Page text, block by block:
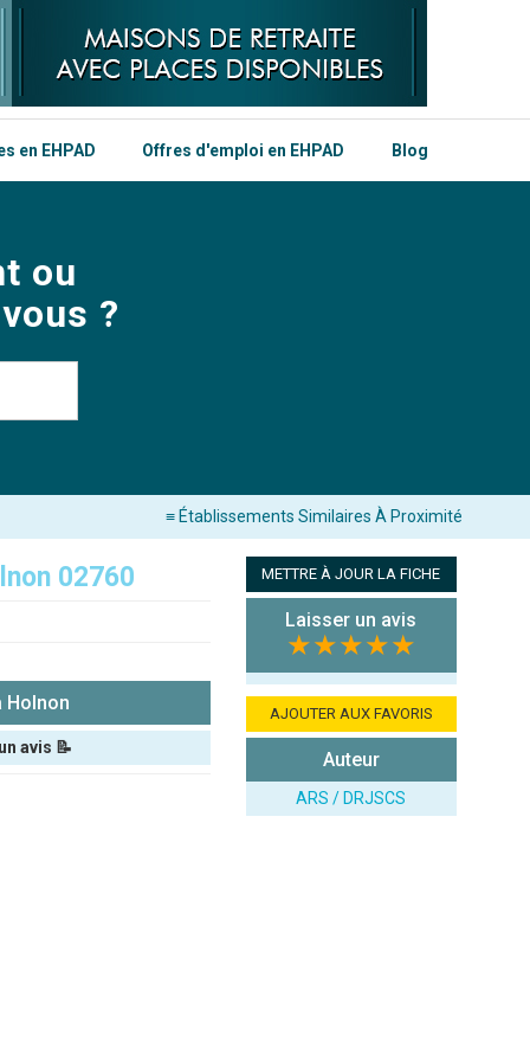
en EHPAD Offres d'emploi en EHPAD Blog
ou
?
≡ Établissements Similaires À Proximité
02760
Holnon
avis 📝
METTRE À JOUR LA FICHE
Laisser un avis
★★★★★
AJOUTER AUX FAVORIS
Auteur
ARS / DRJSCS